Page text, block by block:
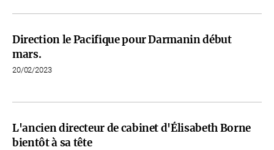
Direction le Pacifique pour Darmanin début
mars.
20/02/2023
L'ancien directeur de cabinet d'Élisabeth Borne
bientôt à sa tête